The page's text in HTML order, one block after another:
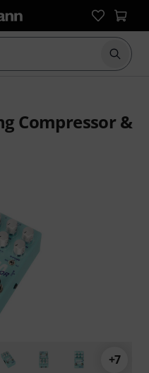
Suche
Compressor &
aus 18 Kundenbewertungen
+7